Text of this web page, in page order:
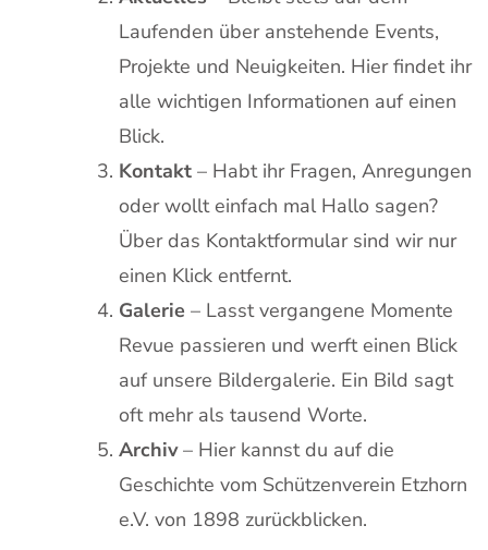
Laufenden über anstehende Events,
Projekte und Neuigkeiten. Hier findet ihr
alle wichtigen Informationen auf einen
Blick.
Kontakt – Habt ihr Fragen, Anregungen
oder wollt einfach mal Hallo sagen?
Über das Kontaktformular sind wir nur
einen Klick entfernt.
Galerie – Lasst vergangene Momente
Revue passieren und werft einen Blick
auf unsere Bildergalerie. Ein Bild sagt
oft mehr als tausend Worte.
Archiv– Hier kannst du auf die
Geschichte vom Schützenverein Etzhorn
e.V. von 1898 zurückblicken.